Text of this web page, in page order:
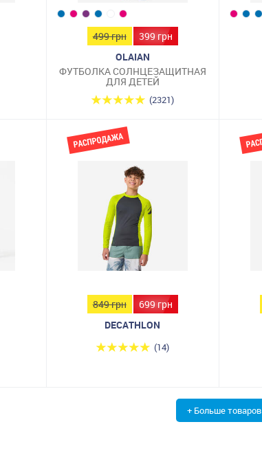
499 грн
399 грн
OLAIAN
ФУТБОЛКА СОЛНЦЕЗАЩИТНАЯ
ДЛЯ ДЕТЕЙ
(2321)
849 грн
699 грн
DECATHLON
(14)
+ Больше товаров